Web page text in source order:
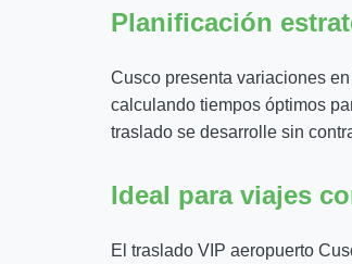
Planificación
Cusco presenta variaciones
calculando tiempos óptimos
traslado se desarrolle sin
Ideal para viajes
El traslado VIP aeropuerto